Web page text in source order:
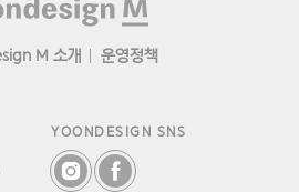
M 소개 운영정책
YOONDESIGN SNS